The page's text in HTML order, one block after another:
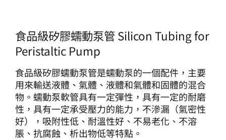
聯繫洽詢
食品級矽膠蠕動泵管 Silicon Tubing for
Peristaltic Pump
食品級矽膠蠕動泵管是蠕動泵的一個配件，主要
用來輸送液體、氣體、液體和氣體和固體的混合
物。蠕動泵軟管具有一定彈性，具有一定的耐磨
性，具有一定承受壓力的能力，不滲漏（氣密性
好），吸附性低、耐溫性好、不易老化、不溶
脹、抗腐蝕、析出物低等特點。